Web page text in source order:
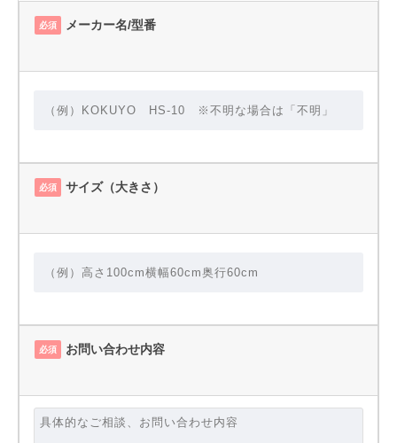
必須 メーカー名/型番
必須 サイズ（大きさ）
必須 お問い合わせ内容